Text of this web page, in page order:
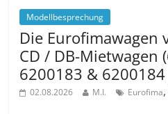
Modellbesprechung
Die Eurofimawagen
CD / DB-Mietwagen
6200183 & 6200184
02.08.2026 M.I. Eurofima